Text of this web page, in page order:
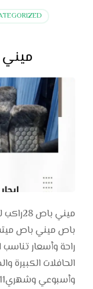
ميني باص
الحافلات الكبيرة